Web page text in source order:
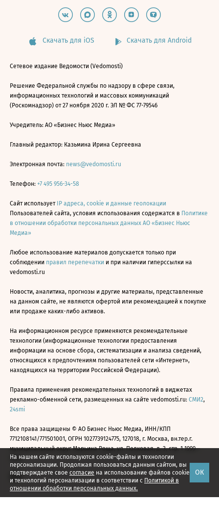
На нашем сайте используются cookie-файлы и технологии
персонализации. Продолжая пользоваться данным сайтом, вы
подтверждаете свое согласие на использование файлов cookie
и технологий персонализации в соответствии с Политикой в
отношении обработки персональных данных.
ОК
Скачать для iOS Скачать для Android
Сетевое издание Ведомости (Vedomosti)
Решение Федеральной службы по надзору в сфере связи,
информационных технологий и массовых коммуникаций
(Роскомнадзор) от 27 ноября 2020 г. ЭЛ № ФС 77-79546
Учредитель: АО «Бизнес Ньюс Медиа»
Главный редактор: Казьмина Ирина Сергеевна
Электронная почта: news@vedomosti.ru
Телефон: +7 495 956-34-58
Сайт использует IP адреса, cookie и данные геолокации
Пользователей сайта, условия использования содержатся в Политике
в отношении обработки персональных данных АО «Бизнес Ньюс
Медиа»
Любое использование материалов допускается только при
соблюдении правил перепечатки и при наличии гиперссылки на
vedomosti.ru
Новости, аналитика, прогнозы и другие материалы, представленные
на данном сайте, не являются офертой или рекомендацией к покупке
или продаже каких-либо активов.
На информационном ресурсе применяются рекомендательные
технологии (информационные технологии предоставления
информации на основе сбора, систематизации и анализа сведений,
относящихся к предпочтениям пользователей сети «Интернет»,
находящихся на территории Российской Федерации).
Правила применения рекомендательных технологий в виджетах
рекламно-обменной сети, размещенных на сайте vedomosti.ru: СМИ2,
24smi
Все права защищены © АО Бизнес Ньюс Медиа, ИНН/КПП
7712108141/771501001, ОГРН 1027739124775, 127018, г. Москва, вн.тер.г.
муниципальный округ Марьина Роща, ул. Полковая, д. 3, стр. 1 1999—
2026